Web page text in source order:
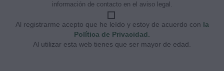
información de contacto en el aviso legal.
Al registrarme acepto que he leído y estoy de acuerdo con la
Política de Privacidad.
Al utilizar esta web tienes que ser mayor de edad.